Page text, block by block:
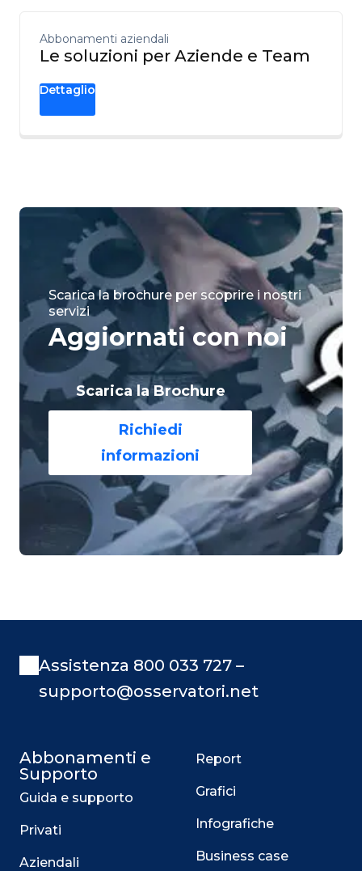
Abbonamenti aziendali
Le soluzioni per Aziende e Team
Dettaglio
Scarica la brochure per scoprire i nostri
servizi
Aggiornati con noi
Scarica la Brochure
Richiedi
informazioni
Assistenza 800 033 727 –
supporto@osservatori.net
Abbonamenti e
Supporto
Guida e supporto
Privati
Aziendali
Report
Grafici
Infografiche
Business case